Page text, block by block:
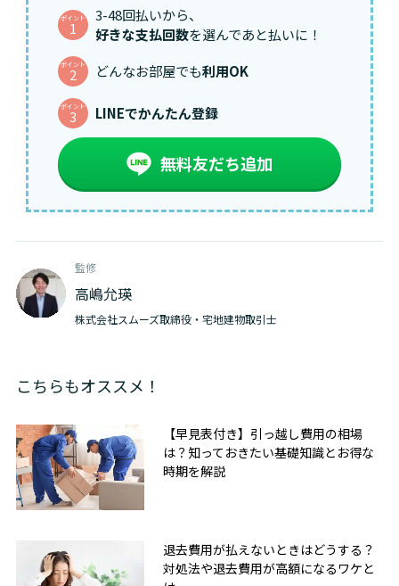
ポイント
1
3-48回払いから、
好きな支払回数を選んであと払いに！
ポイント
2 どんなお部屋でも利用OK
ポイント
3 LINEでかんたん登録
無料友だち追加
監修
高嶋允瑛
株式会社スムーズ取締役・宅地建物取引士
こちらもオススメ！
【早見表付き】引っ越し費用の相場
は？知っておきたい基礎知識とお得な
時期を解説
退去費用が払えないときはどうする？
対処法や退去費用が高額になるワケと